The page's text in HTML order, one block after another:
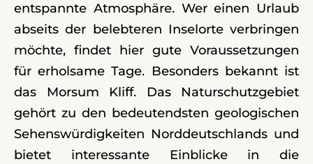
entspannte Atmosphäre. Wer einen Urlaub
abseits der belebteren Inselorte verbringen
möchte, findet hier gute Voraussetzungen
für erholsame Tage. Besonders bekannt ist
das Morsum Kliff. Das Naturschutzgebiet
gehört zu den bedeutendsten geologischen
Sehenswürdigkeiten Norddeutschlands und
bietet interessante Einblicke in die